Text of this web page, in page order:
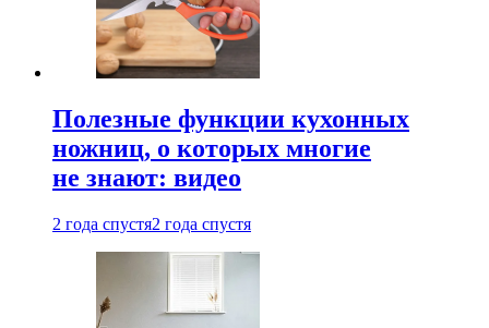
Полезные функции кухонных
ножниц, о которых многие
не знают: видео
2 года спустя2 года спустя